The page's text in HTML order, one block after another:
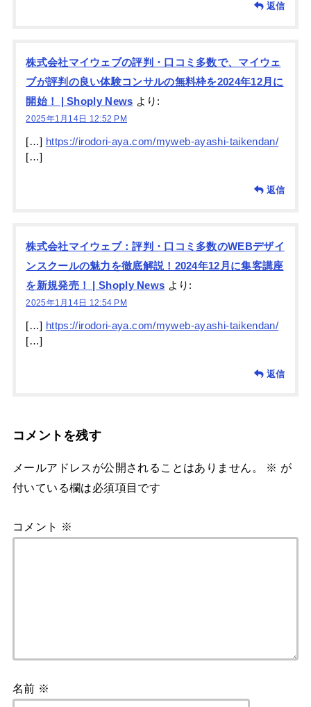
返信
株式会社マイウェブの評判・口コミ多数で、マイウェ
ブが評判の良い体験コンサルの無料枠を2024年12月に
開始！ | Shoply News より:
2025年1月14日 12:52 PM
[…] https://irodori-aya.com/myweb-ayashi-taikendan/
[…]
返信
株式会社マイウェブ：評判・口コミ多数のWEBデザイ
ンスクールの魅力を徹底解説！2024年12月に集客講座
を新規発売！ | Shoply News より:
2025年1月14日 12:54 PM
[…] https://irodori-aya.com/myweb-ayashi-taikendan/
[…]
返信
コメントを残す
メールアドレスが公開されることはありません。 ※ が
付いている欄は必須項目です
コメント ※
名前 ※